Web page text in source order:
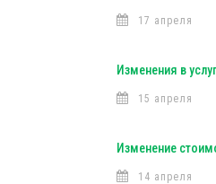
17 апреля
Изменения в
15 апреля
Изменение
14 апреля